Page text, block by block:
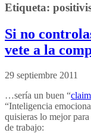
Etiqueta:
Si no
vete a la
29 septiembre 2011
…sería un buen “claim
“Inteligencia
quisieras lo mejor
de trabajo: